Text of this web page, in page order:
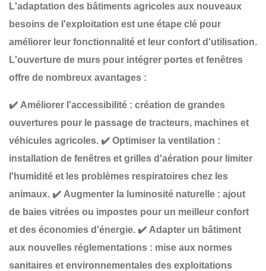
L'adaptation des bâtiments agricoles aux nouveaux
besoins de l'exploitation est une étape clé pour
améliorer leur fonctionnalité et leur confort d'utilisation.
L'ouverture de murs pour intégrer portes et fenêtres
offre de nombreux avantages :
✔️ Améliorer l'accessibilité : création de grandes
ouvertures pour le passage de tracteurs, machines et
véhicules agricoles. ✔️ Optimiser la ventilation :
installation de fenêtres et grilles d'aération pour limiter
l'humidité et les problèmes respiratoires chez les
animaux. ✔️ Augmenter la luminosité naturelle : ajout
de baies vitrées ou impostes pour un meilleur confort
et des économies d'énergie. ✔️ Adapter un bâtiment
aux nouvelles réglementations : mise aux normes
sanitaires et environnementales des exploitations